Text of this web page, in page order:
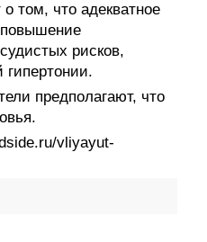
том, что адекватное
рисков,
предполагают, что
vliyayut-